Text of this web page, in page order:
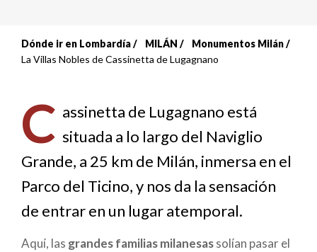
Sobrescribir
de
ayuda
a
la
navegación
Dónde ir en Lombardía MILÁN
Monumentos Milán
La Villas Nobles de Cassinetta de Lugagnano
C assinetta de Lugagnano está
situada a lo largo del Naviglio
Grande, a 25 km de Milán, inmersa en el
Parco del Ticino, y nos da la sensación
de entrar en un lugar atemporal.
Aquí, las grandes familias milanesassolían pasar el